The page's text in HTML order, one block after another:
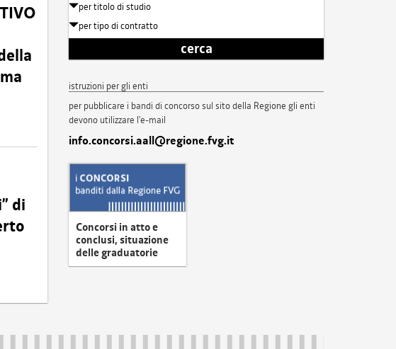
di
per titolo di studio
per tipo di contratto
cerca
istruzioni per gli enti
per pubblicare i bandi di concorso sul sito della Regione gli enti
devono utilizzare l'e-mail
info.concorsi.aall@regione.fvg.it
Concorsi in atto e
conclusi, situazione
delle graduatorie